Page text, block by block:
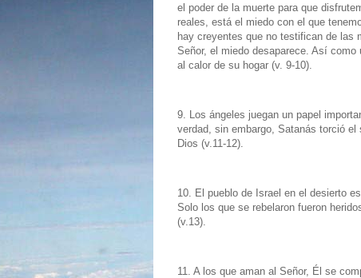
el poder de la muerte para que
reales, está el miedo con el que
hay creyentes que no testifican de las
Señor, el miedo desaparece. Así
al calor de su hogar (v. 9-10).
9. Los ángeles juegan un papel
verdad, sin embargo, Satanás torció
Dios (v.11-12).
10. El pueblo de Israel en el desierto
Solo los que se rebelaron fueron
(v.13).
11. A los que aman al Señor, Él se